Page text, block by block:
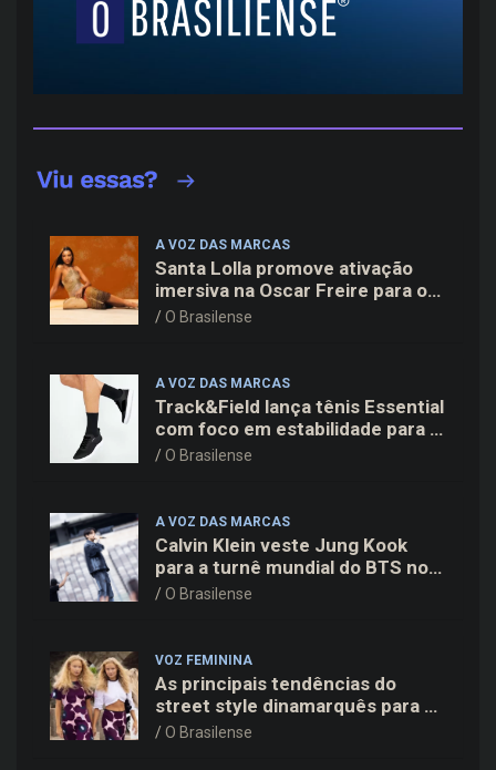
A VOZ DAS MARCAS
Santa Lolla promove ativação
imersiva na Oscar Freire para o
lançamento da coleção Verão 27
O Brasilense
A VOZ DAS MARCAS
Track&Field lança tênis Essential
com foco em estabilidade para a
rotina de treinos
O Brasilense
A VOZ DAS MARCAS
Calvin Klein veste Jung Kook
para a turnê mundial do BTS nos
Estados Unidos
O Brasilense
VOZ FEMININA
As principais tendências do
street style dinamarquês para a
temporada
O Brasilense